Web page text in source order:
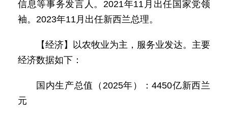
信息等事务发言人。2021年11月出任国家党领
袖。2023年11月出任新西兰总理。
【经济】以农牧业为主，服务业发达。主要
经济数据如下：
国内生产总值（2025年）：4450亿新西兰
元